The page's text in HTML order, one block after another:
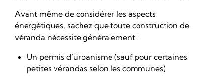
Avant même de considérer les aspects
énergétiques, sachez que toute construction de
véranda nécessite généralement :
Un permis d’urbanisme (sauf pour certaines
petites vérandas selon les communes)